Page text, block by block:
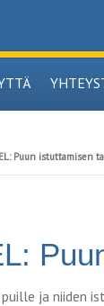
Puun istuttamisen
ja niiden